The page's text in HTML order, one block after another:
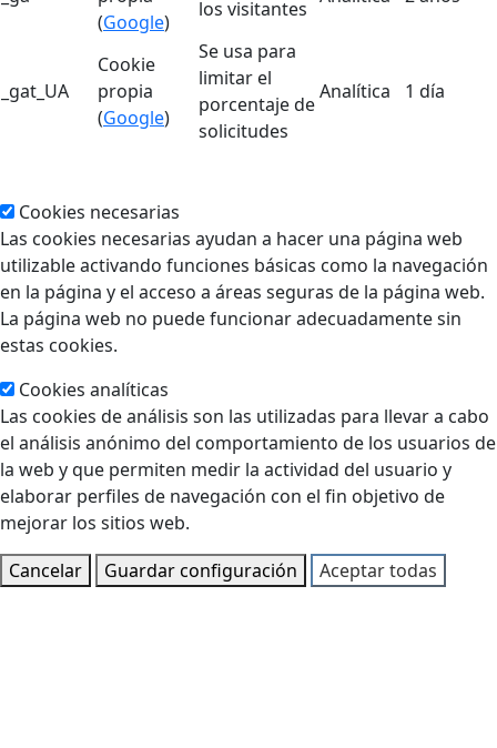
(Google)
los visitantes
_gat_UA
Cookie
propia
(Google)
Se usa para
limitar el
porcentaje de
solicitudes
Analítica 1 día
Cookies necesarias
Las cookies necesarias ayudan a hacer una página web
utilizable activando funciones básicas como la navegación
en la página y el acceso a áreas seguras de la página web.
La página web no puede funcionar adecuadamente sin
estas cookies.
Cookies analíticas
Las cookies de análisis son las utilizadas para llevar a cabo
el análisis anónimo del comportamiento de los usuarios de
la web y que permiten medir la actividad del usuario y
elaborar perfiles de navegación con el fin objetivo de
mejorar los sitios web.
Cancelar
Guardar configuración Aceptar todas